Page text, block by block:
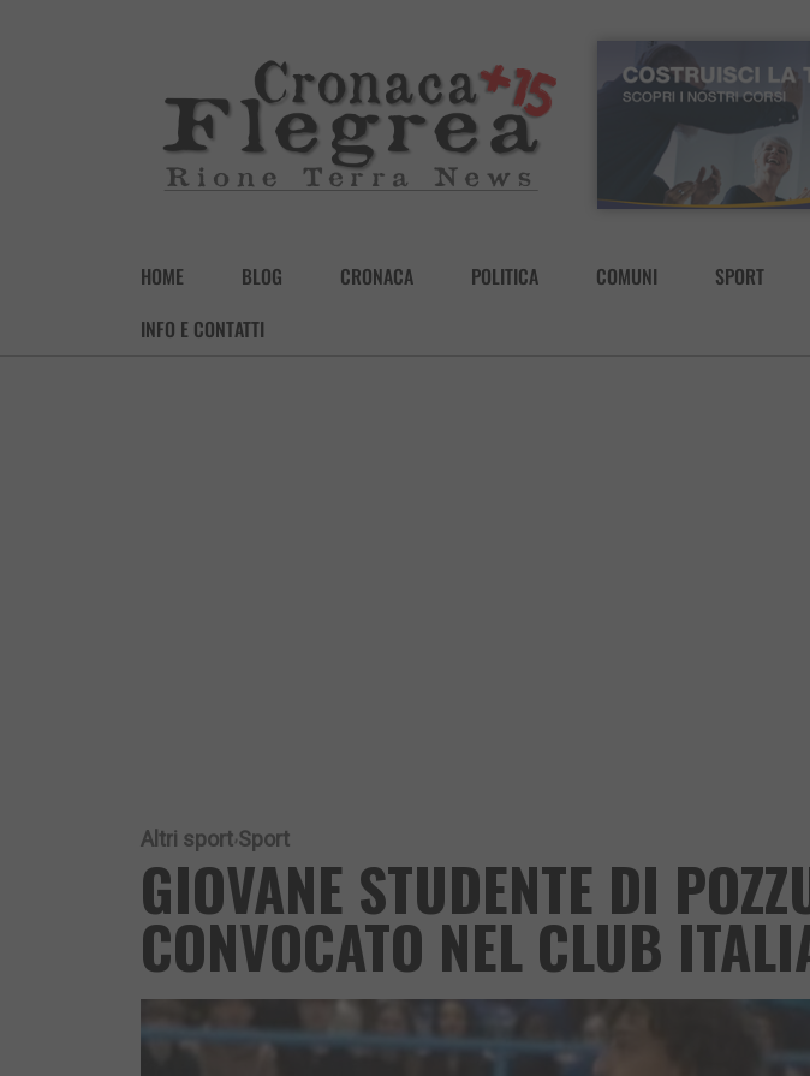
HOME BLOG CRONACA POLITICA COMUNI SPORT
INFO E CONTATTI
Altri sport Sport
GIOVANE STUDENTE DI
CONVOCATO NEL CLUB